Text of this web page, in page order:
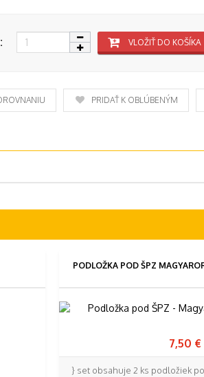
VLOŽIŤ DO KOŠÍKA
PRIDAŤ K OBĽÚBENÝM
PODLOŽKA POD ŠPZ
7,50 €
} set obsahuje 2 ks podložiek